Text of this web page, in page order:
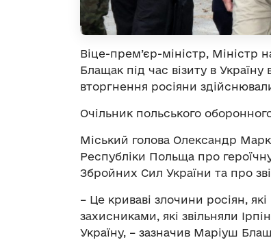
Віце-прем’єр-міністр, Міністр
Блащак під час візиту в Україну
вторгнення росіяни
Очільник польського
Міський голова Олександр
Республіки Польща про
Збройних Сил України та про
– Це криваві злочини росіян,
захисниками, які звільняли
Україну, – зазначив Маріуш